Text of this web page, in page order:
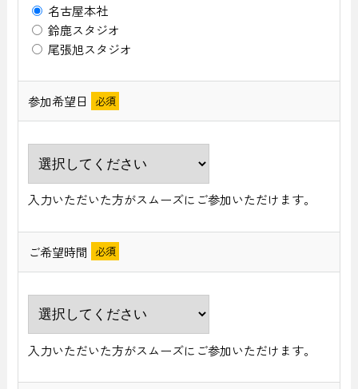
名古屋本社
鈴鹿スタジオ
尾張旭スタジオ
参加希望日
入力いただいた方がスムーズにご参加いただけます。
ご希望時間
入力いただいた方がスムーズにご参加いただけます。